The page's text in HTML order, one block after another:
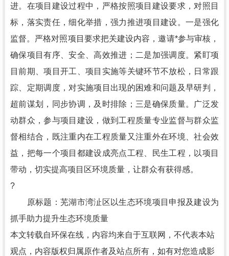
进。在项目建设过程中，严格按照项目建设要求，对照目
标，落实责任，细化举措，强力推进项目建设。一是强化
监督。严格对照项目要求把关建设内容，邀请*参与审核，
确保项目有序、安全、高效推进；二是加强调度。紧盯项
目前期、项目开工、项目实施等关键环节不放松，日常跟
踪、定期调度，对实施项目出现的困难和问题及早研判，
超前谋划，同步协调，及时排除；三是确保质量。广泛发
动群众，参与项目建设，做到工程质量专业监督与群众监
督相结合，既注重内在工程质量又注重外在环境、社会效
益，把每一个项目都建设成亮点工程、民生工程，以项目
带动，切实提高项目区环境质量，让群众有获得感。
?
原标题：芜湖市湾沚区以生态环境项目申报及建设为
抓手助力提升生态环境质量
本文转载自环保在线，内容均来自于互联网，不代表本站
观点，内容版权归属原作者及站点所有，如有对您造成影